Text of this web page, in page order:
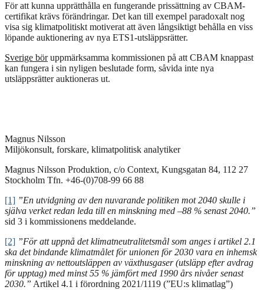
För att kunna upprätthålla en fungerande prissättning av CBAM-
certifikat krävs förändringar. Det kan till exempel paradoxalt nog
visa sig klimatpolitiskt motiverat att även långsiktigt behålla en viss
löpande auktionering av nya ETS1-utsläppsrätter.
Sverige böruppmärksamma kommissionen på att CBAM knappast
kan fungera i sin nyligen beslutade form, såvida inte nya
utsläppsrätter auktioneras ut.
Magnus Nilsson
Miljökonsult, forskare, klimatpolitisk analytiker
Magnus Nilsson Produktion, c/o Context, Kungsgatan 84, 112 27
Stockholm Tfn. +46-(0)708-99 66 88
[1] ”En utvidgning av den nuvarande politiken mot 2040 skulle i
själva verket redan leda till en minskning med –88 % senast 2040.”
sid 3 i kommissionens meddelande.
[2] ”För att uppnå det klimatneutralitetsmål som anges i artikel 2.1
ska det bindande klimatmålet för unionen för 2030 vara en inhemsk
minskning av nettoutsläppen av växthusgaser (utsläpp efter avdrag
för upptag) med minst 55 % jämfört med 1990 års nivåer senast
2030.” Artikel 4.1 i förordning 2021/1119 (”EU:s klimatlag”)